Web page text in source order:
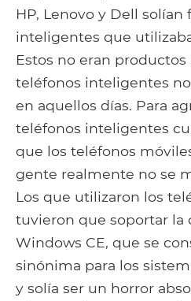
HP, Lenovo y Dell
inteligentes que
Estos no eran productos
teléfonos inteligentes
en aquellos días. Para
teléfonos inteligentes
que los teléfonos
gente realmente no se
Los que utilizaron los
tuvieron que soportar la
Windows CE, que se
sinónima para los
y solía ser un horror